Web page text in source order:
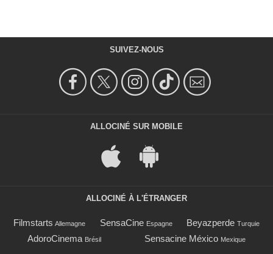
SUIVEZ-NOUS
ALLOCINÉ SUR MOBILE
ALLOCINÉ À L'ÉTRANGER
Filmstarts Allemagne SensaCine Espagne Beyazperde Turquie
AdoroCinema Brésil Sensacine México Mexique